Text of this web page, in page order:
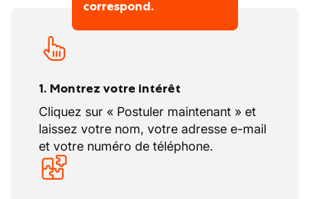
correspond.
1. Montrez votre intérêt
Cliquez sur « Postuler maintenant » et
laissez votre nom, votre adresse e-mail
et votre numéro de téléphone.